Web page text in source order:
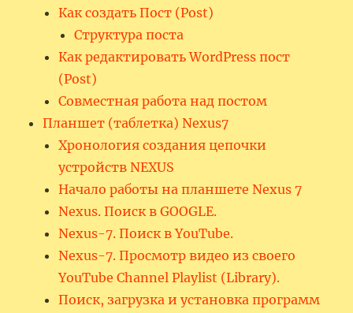
Как создать Пост (Post)
Структура поста
Как редактировать WordPress пост
(Post)
Совместная работа над постом
Планшет (таблетка) Nexus7
Хронология создания цепочки
устройств NEXUS
Начало работы на планшете Nexus 7
Nexus. Поиск в GOOGLE.
Nexus-7. Поиск в YouTube.
Nexus-7. Просмотр видео из своего
YouTube Channel Playlist (Library).
Поиск, загрузка и установка программ